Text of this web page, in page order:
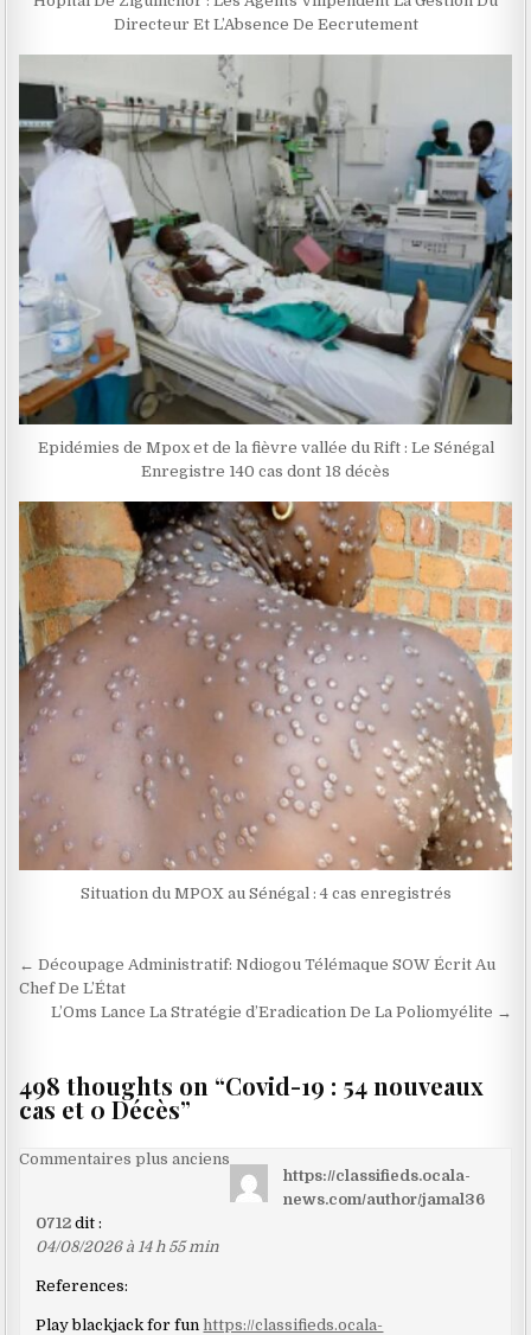
Directeur Et L’Absence De Eecrutement
Epidémies de Mpox et de la fièvre vallée du Rift : Le Sénégal
Enregistre 140 cas dont 18 décès
Situation du MPOX au Sénégal : 4 cas enregistrés
Navigation
de
← Découpage Administratif: Ndiogou Télémaque SOW Écrit Au
Chef De L’État
L’Oms Lance La Stratégie d’Eradication De La Poliomyélite →
498 thoughts on “Covid-19 : 54 nouveaux
cas et 0 Décès”
Navigation
les
commentaires
Commentaires plus anciens
https://classifieds.ocala-
news.com/author/jamal36
0712 dit :
04/08/2026 à 14 h 55 min
References:
Play blackjack for fun https://classifieds.ocala-